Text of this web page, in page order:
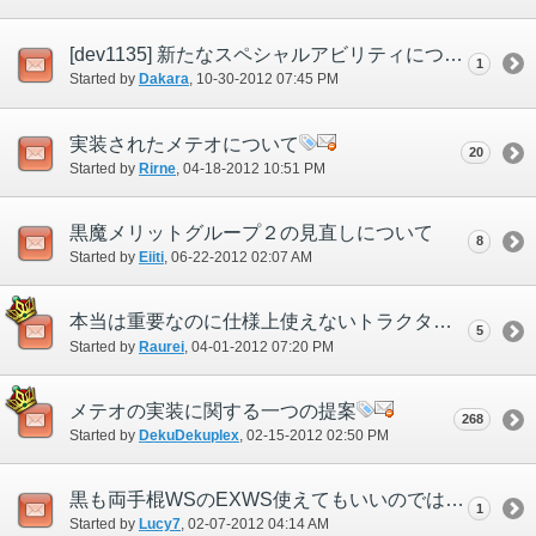
[dev1135] 新たなスペシャルアビリティについて 黒魔道士編
Started by Dakara‎, 10-30-2012 07:45 PM
1
実装されたメテオについて
Started by Rirne ‎, 04-18-2012 10:51 PM
20
黒魔メリットグループ２の見直しについて
Started by Eiiti‎, 06-22-2012 02:07 AM
8
本当は重要なのに仕様上使えないトラクタについて
Started by Raurei ‎, 04-01-2012 07:20 PM
5
メテオの実装に関する一つの提案
Started by DekuDekuplex‎, 02-15-2012 02:50 PM
268
黒も両手棍WSのEXWS使えてもいいのではなかろうか
Started by Lucy7‎, 02-07-2012 04:14 AM
1